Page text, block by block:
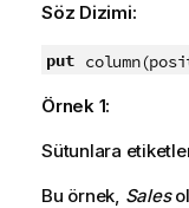
Söz Dizimi:
put
Örnek 1:
Sütunlara
Bu örnek, Sales